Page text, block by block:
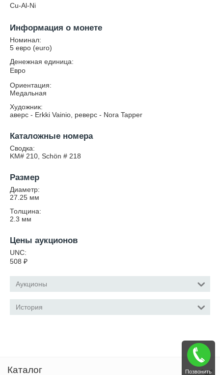
Cu-Al-Ni
Информация о монете
Номинал:
5 евро (euro)
Денежная единица:
Евро
Ориентация:
Медальная
Художник:
аверс - Erkki Vainio, реверс - Nora Tapper
Каталожные номера
Сводка:
KM# 210, Schön # 218
Размер
Диаметр:
27.25 мм
Толщина:
2.3 мм
Цены аукционов
UNC:
508 ₽
Аукционы
История
Каталог Позвонить